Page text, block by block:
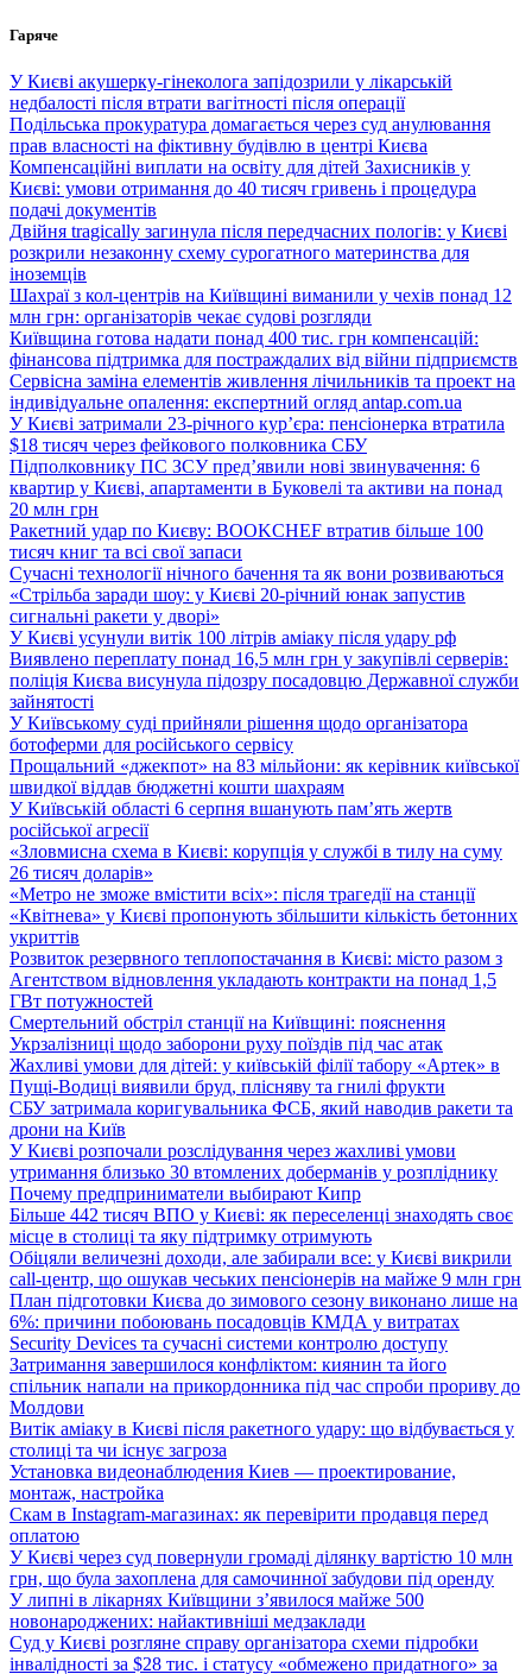
Перейти
вмісту
Гаряче
У Києві акушерку-гінеколога запідозрили у лікарській
недбалості після втрати вагітності після операції
Подільська прокуратура домагається через суд анулювання
прав власності на фіктивну будівлю в центрі Києва
Компенсаційні виплати на освіту для дітей Захисників у
Києві: умови отримання до 40 тисяч гривень і процедура
подачі документів
Двійня tragically загинула після передчасних пологів: у Києві
розкрили незаконну схему сурогатного материнства для
іноземців
Шахраї з кол-центрів на Київщині виманили у чехів понад 12
млн грн: організаторів чекає судові розгляди
Київщина готова надати понад 400 тис. грн компенсацій:
фінансова підтримка для постраждалих від війни підприємств
Сервісна заміна елементів живлення лічильників та проект на
індивідуальне опалення: експертний огляд antap.com.ua
У Києві затримали 23-річного кур’єра: пенсіонерка втратила
$18 тисяч через фейкового полковника СБУ
Підполковнику ПС ЗСУ пред’явили нові звинувачення: 6
квартир у Києві, апартаменти в Буковелі та активи на понад
20 млн грн
Ракетний удар по Києву: BOOKCHEF втратив більше 100
тисяч книг та всі свої запаси
Сучасні технології нічного бачення та як вони розвиваються
«Стрільба заради шоу: у Києві 20-річний юнак запустив
сигнальні ракети у дворі»
У Києві усунули витік 100 літрів аміаку після удару рф
Виявлено переплату понад 16,5 млн грн у закупівлі серверів:
поліція Києва висунула підозру посадовцю Державної служби
зайнятості
У Київському суді прийняли рішення щодо організатора
ботоферми для російського сервісу
Прощальний «джекпот» на 83 мільйони: як керівник київської
швидкої віддав бюджетні кошти шахраям
У Київській області 6 серпня вшанують пам’ять жертв
російської агресії
«Зловмисна схема в Києві: корупція у службі в тилу на суму
26 тисяч доларів»
«Метро не зможе вмістити всіх»: після трагедії на станції
«Квітнева» у Києві пропонують збільшити кількість бетонних
укриттів
Розвиток резервного теплопостачання в Києві: місто разом з
Агентством відновлення укладають контракти на понад 1,5
ГВт потужностей
Смертельний обстріл станції на Київщині: пояснення
Укрзалізниці щодо заборони руху поїздів під час атак
Жахливі умови для дітей: у київській філії табору «Артек» в
Пущі-Водиці виявили бруд, плісняву та гнилі фрукти
СБУ затримала коригувальника ФСБ, який наводив ракети та
дрони на Київ
У Києві розпочали розслідування через жахливі умови
утримання близько 30 втомлених доберманів у розпліднику
Почему предприниматели выбирают Кипр
Більше 442 тисяч ВПО у Києві: як переселенці знаходять своє
місце в столиці та яку підтримку отримують
Обіцяли величезні доходи, але забирали все: у Києві викрили
call-центр, що ошукав чеських пенсіонерів на майже 9 млн грн
План підготовки Києва до зимового сезону виконано лише на
6%: причини побоювань посадовців КМДА у витратах
Security Devices та сучасні системи контролю доступу
Затримання завершилося конфліктом: киянин та його
спільник напали на прикордонника під час спроби прориву до
Молдови
Витік аміаку в Києві після ракетного удару: що відбувається у
столиці та чи існує загроза
Установка видеонаблюдения Киев — проектирование,
монтаж, настройка
Скам в Instagram-магазинах: як перевірити продавця перед
оплатою
У Києві через суд повернули громаді ділянку вартістю 10 млн
грн, що була захоплена для самочинної забудови під оренду
У липні в лікарнях Київщини з’явилося майже 500
новонароджених: найактивніші медзаклади
Суд у Києві розгляне справу організатора схеми підробки
інвалідності за $28 тис. і статусу «обмежено придатного» за